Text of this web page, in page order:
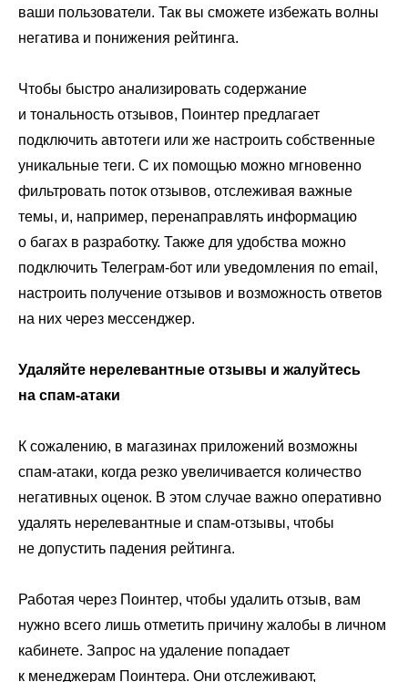
ваши пользователи. Так вы сможете избежать волны
негатива и понижения рейтинга.
Чтобы быстро анализировать содержание
и тональность отзывов, Поинтер предлагает
подключить автотеги или же настроить собственные
уникальные теги. С их помощью можно мгновенно
фильтровать поток отзывов, отслеживая важные
темы, и, например, перенаправлять информацию
о багах в разработку. Также для удобства можно
подключить Телеграм-бот или уведомления по email,
настроить получение отзывов и возможность ответов
на них через мессенджер.
Удаляйте нерелевантные отзывы и жалуйтесь
на спам-атаки
К сожалению, в магазинах приложений возможны
спам-атаки, когда резко увеличивается количество
негативных оценок. В этом случае важно оперативно
удалять нерелевантные и спам-отзывы, чтобы
не допустить падения рейтинга.
Работая через Поинтер, чтобы удалить отзыв, вам
нужно всего лишь отметить причину жалобы в личном
кабинете. Запрос на удаление попадает
к менеджерам Поинтера. Они отслеживают,